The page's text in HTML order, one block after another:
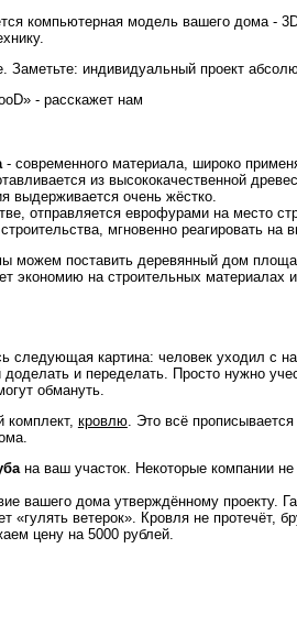
компьютерная модель вашего дома -
Заметьте: индивидуальный проект
- расскажет нам
- современного материала, широко
из высококачественной
выдерживается очень жёстко.
отправляется еврофурами на место
мгновенно реагировать
можем поставить деревянный дом
экономию на строительных
следующая картина: человек уходил с
и переделать. Просто нужно
обмануть.
комплект, кровлю. Это всё
на ваш участок. Некоторые компании
вашего дома утверждённому
ветерок». Кровля не протечёт,
цену на 5000 рублей.